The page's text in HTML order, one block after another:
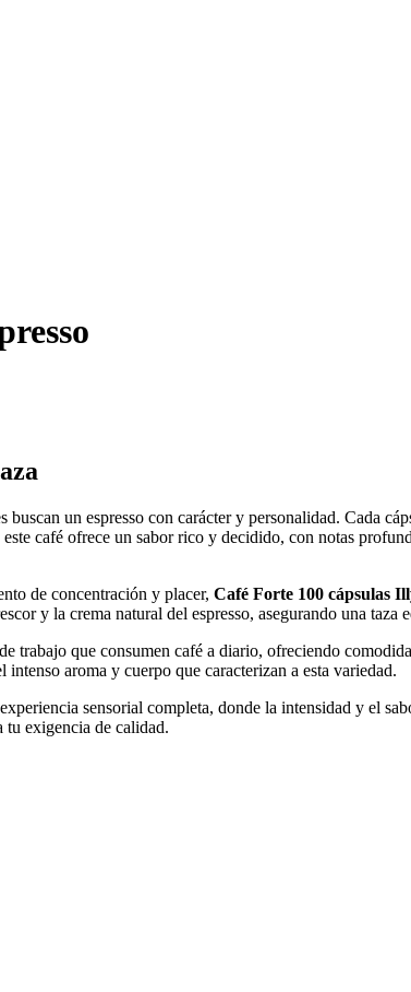
buscan un espresso con carácter y personalidad. Cada
café ofrece un sabor rico y decidido, con notas
de concentración y placer, Café Forte 100 cápsulas
y la crema natural del espresso, asegurando una
trabajo que consumen café a diario, ofreciendo
aroma y cuerpo que caracterizan a esta variedad.
sensorial completa, donde la intensidad y el
tu exigencia de calidad.